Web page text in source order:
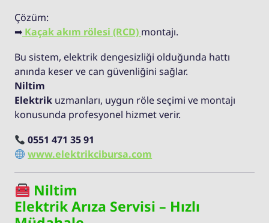
Çözüm:
➡ Kaçak akım rölesi (RCD) montajı.
Bu sistem, elektrik dengesizliği olduğunda hattı
anında keser ve can güvenliğini sağlar.
Niltim
Elektrik uzmanları, uygun röle seçimi ve montajı
konusunda profesyonel hizmet verir.
0551 471 35 91
www.elektrikcibursa.com
Niltim
Elektrik Arıza Servisi – Hızlı